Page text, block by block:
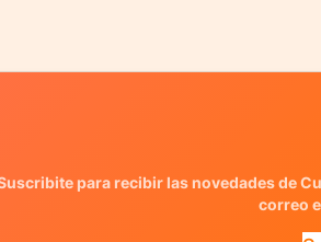
para recibir las novedades de
correo